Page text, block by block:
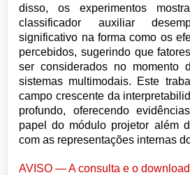
disso, os experimentos
classificador auxiliar
significativo na forma como os
percebidos, sugerindo que
ser considerados no momento
sistemas multimodais. Este
campo crescente da
profundo, oferecendo
papel do módulo projetor além
com as representações internas
AVISO — A consulta e o